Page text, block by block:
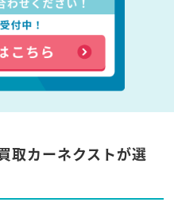
取カーネクストが選